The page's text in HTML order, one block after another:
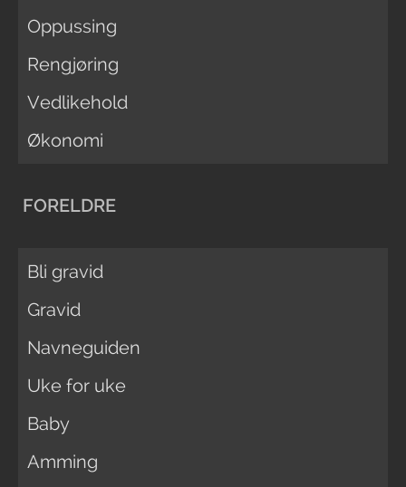
Oppussing
Rengjøring
Vedlikehold
Økonomi
FORELDRE
Bli gravid
Gravid
Navneguiden
Uke for uke
Baby
Amming